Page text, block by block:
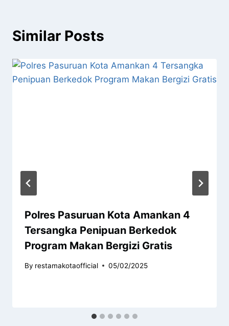
Similar Posts
Polres Pasuruan Kota Amankan 4
Tersangka Penipuan Berkedok
Program Makan Bergizi Gratis
By restamakotaofficial 05/02/2025